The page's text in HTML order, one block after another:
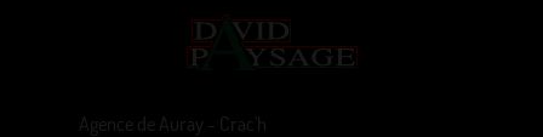
Agence de Auray - Crac'h